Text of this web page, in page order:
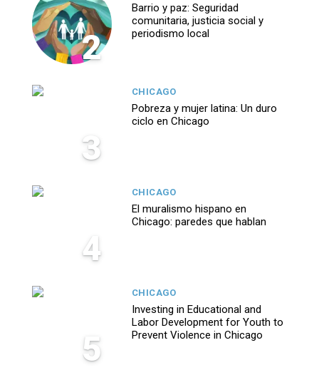
2
Barrio y paz: Seguridad
comunitaria, justicia social y
periodismo local
3
CHICAGO
Pobreza y mujer latina: Un duro
ciclo en Chicago
4
CHICAGO
El muralismo hispano en
Chicago: paredes que hablan
5
CHICAGO
Investing in Educational and
Labor Development for Youth to
Prevent Violence in Chicago